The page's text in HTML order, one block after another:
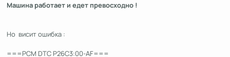
Машина работает и едет превосходно !
Но висит ошибка :
===PCM DTC P26C3:00-AF===